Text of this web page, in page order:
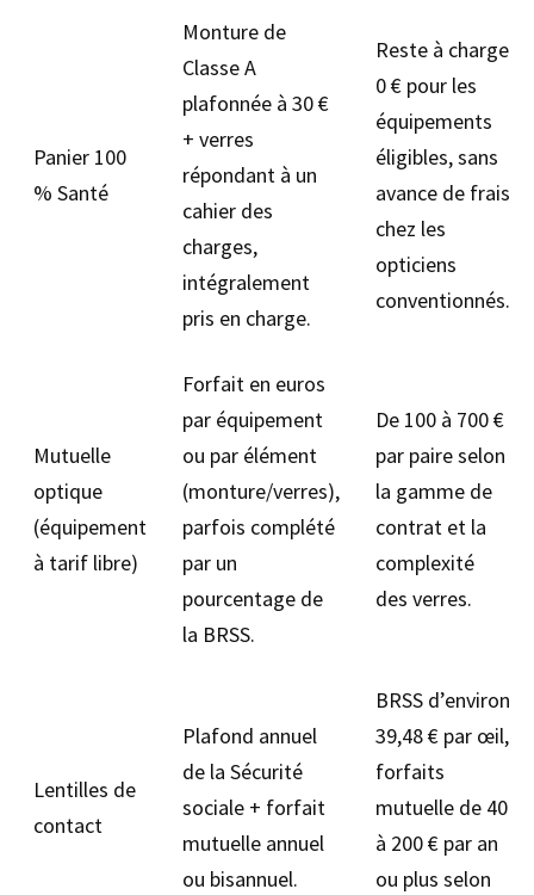
Panier 100
% Santé
Monture de
Classe A
plafonnée à 30 €
+ verres
répondant à un
cahier des
charges,
intégralement
pris en charge.
Reste à charge
0 € pour les
équipements
éligibles, sans
avance de frais
chez les
opticiens
conventionnés.
Mutuelle
optique
(équipement
à tarif libre)
Forfait en euros
par équipement
ou par élément
(monture/verres),
parfois complété
par un
pourcentage de
la BRSS.
De 100 à 700 €
par paire selon
la gamme de
contrat et la
complexité
des verres.
Lentilles de
contact
Plafond annuel
de la Sécurité
sociale + forfait
mutuelle annuel
ou bisannuel.
BRSS d’environ
39,48 € par œil,
forfaits
mutuelle de 40
à 200 € par an
ou plus selon